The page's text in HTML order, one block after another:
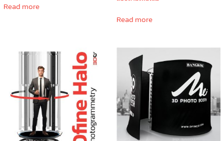
Read more
Read more